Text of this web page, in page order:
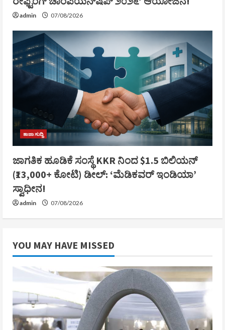
admin 07/08/2026
ತಾಜಾ ಸುದ್ದಿ
ಜಾಗತಿಕ ಹೂಡಿಕೆ ಸಂಸ್ಥೆ KKR ನಿಂದ $1.5 ಬಿಲಿಯನ್
(₹13,000+ ಕೋಟಿ) ಡೀಲ್: ‘ಮೆಡಿಕವರ್ ಇಂಡಿಯಾ’
ಸ್ವಾಧೀನ!
admin 07/08/2026
YOU MAY HAVE MISSED